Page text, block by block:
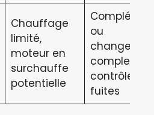
Chauffage
limité,
moteur en
surchauffe
potentielle
ou
complet,
contrôle
fuites